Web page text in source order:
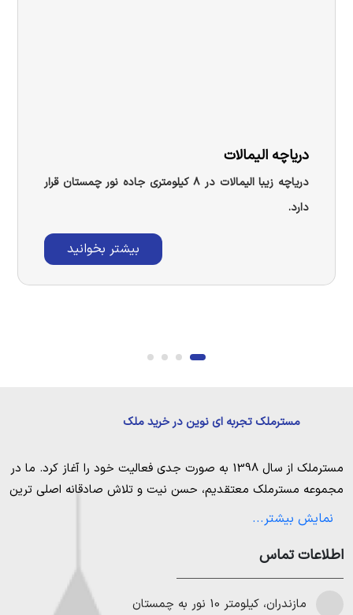
دریاچه الیمالات
دریاچه زیبا الیمالات در ۸ کیلومتری جاده نور چمستان قرار
دارد.
بیشتر بخوانید
مسترملک تجربه ای نوین در خرید ملک
مسترملک
از سال 1398 به صورت جدی فعالیت خود را آغاز کرد. ما در
مجموعه مسترملک معتقدیم، حسن نیت و تلاش صادقانه اصلی ترین
عامل پیروزی و موفقیت در حوزه املاک بوده و از این رو تمام مساعی
مشتریانمان به ارمغان بیاوریم. مسترملک صرفاً در شهر های مرکزی
مازندران خرید و فروش ملک انجام می‌دهد. برای
خرید ملک در شمال
خرید زمین در نور ، خرید زمین در چمستان
خرید زمین در نوشهر
نمایش بیشتر...
اطلاعات تماس
مازندران، کیلومتر 10 نور به چمستان